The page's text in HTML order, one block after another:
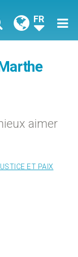
FR
aimer
ET PAIX